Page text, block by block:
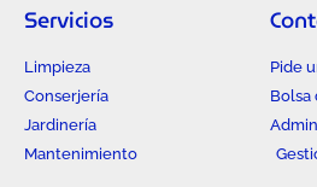
Servicios
Limpieza
Conserjería
Jardinería
Mantenimiento
Pide
Bolsa